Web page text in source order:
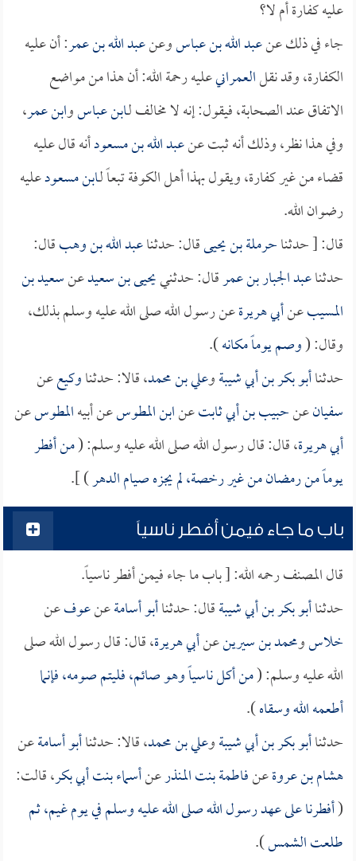
عليه كفارة أم لا؟
جاء في ذلك عنعبد الله بن عباسوعنعبد الله بن عمر: أن عليه
الكفارة، وقد نقلالعمرانيعليه رحمة الله: أن هذا من مواضع
الاتفاق عند الصحابة، فيقول: إنه لا مخالف لـابن عباسوابن عمر،
وفي هذا نظر، وذلك أنه ثبت عنعبد الله بن مسعودأنه قال عليه
قضاء من غير كفارة، ويقول بهذا أهل الكوفة تبعاً لـابن مسعودعليه
رضوان الله.
قال: [ حدثناحرملة بن يحيىقال: حدثناعبد الله بن وهبقال:
حدثناعبد الجبار بن عمرقال: حدثنييحيى بن سعيدعنسعيد بن
المسيبعنأبي هريرةعن رسول الله صلى الله عليه وسلم بذلك،
وقال: (وصم يوماً مكانه).
حدثناأبو بكر بن أبي شيبةوعلي بن محمد، قالا: حدثناوكيععن
سفيانعنحبيب بن أبي ثابتعنابن المطوسعن أبيهالمطوسعن
أبي هريرة، قال: قال رسول الله صلى الله عليه وسلم: (من أفطر
يوماً من رمضان من غير رخصة، لم يجزه صيام الدهر) ].
باب ما جاء فيمن أفطر ناسياً
قال المصنف رحمه الله: [ باب ما جاء فيمن أفطر ناسياً.
حدثناأبو بكر بن أبي شيبةقال: حدثناأبو أسامةعنعوفعن
خلاسومحمد بن سيرينعنأبي هريرة، قال: قال رسول الله صلى
الله عليه وسلم: (من أكل ناسياً وهو صائم، فليتم صومه، فإنما
أطعمه الله وسقاه).
حدثناأبو بكر بن أبي شيبةوعلي بن محمد، قالا: حدثناأبو أسامةعن
هشام بن عروةعنفاطمة بنت المنذرعنأسماء بنت أبي بكر، قالت:
(أفطرنا على عهد رسول الله صلى الله عليه وسلم في يوم غيم، ثم
طلعت الشمس).